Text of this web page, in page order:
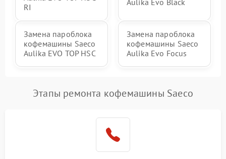
RI
Aulika Evo Black
Замена пароблока
кофемашины Saeco
Aulika EVO TOP HSC
Замена пароблока
кофемашины Saeco
Aulika Evo Focus
Этапы ремонта кофемашины Saeco